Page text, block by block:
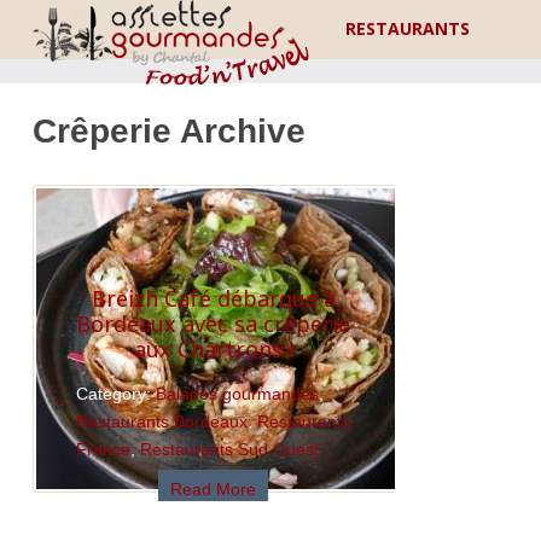
RESTAURANTS
Crêperie Archive
Breizh Café débarque à
Bordeaux avec sa crêperie
aux Chartrons !
Category:Balades gourmandes,
Restaurants Bordeaux,Restaurants
France,Restaurants Sud Ouest
Read More